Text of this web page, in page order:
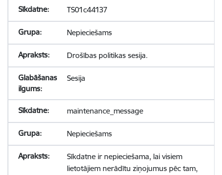
TS01c44137
Nepieciešams
Drošības politikas sesija.
Sesija
maintenance_message
Nepieciešams
Sīkdatne ir nepieciešama, lai visiem
lietotājiem nerādītu ziņojumus pēc tam,